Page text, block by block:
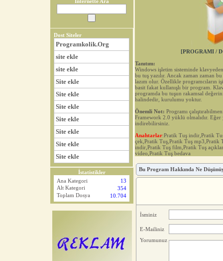
Dost Siteler
Programkolik.Org
site ekle
site ekle
Site ekle
Site ekle
Site ekle
Site ekle
Site ekle
Site ekle
Site ekle
İstatistikler
Ana Kategori
13
Alt Kategori
354
Toplam Dosya 10.704
[PROGRAMI /
Tanıtım:
Windows işletim sisteminde
bu tuş yazılır. Ancak zaman zaman
lazım olur. Özellikle programcıların
basit fakat kullanışlı bir program.
programda bu tuşun rakamsal
halindedir, kurulumu yoktur.
Önemli Not: Programı
Framework 2.0 yüklü olmalıdır.
indirebilirsiniz.
Anahtarlar:Pratik Tuş indir,Pratik
çek,Pratik Tuş,Pratik Tuş mp3,Pratik
indir,Pratik Tuş film,Pratik Tuş
video,Pratik Tuş bedava
Bu Program Hakkında Ne
İsminiz
E-Mailiniz
Yorumunuz